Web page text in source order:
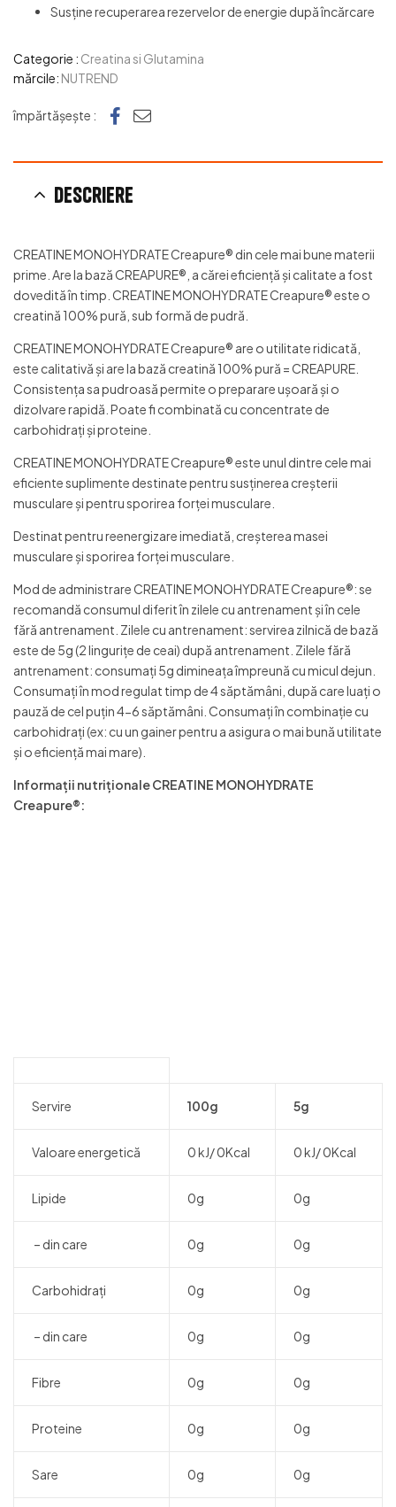
Susține recuperarea rezervelor de energie după încărcare
Categorie : Creatina si Glutamina
mărcile: NUTREND
împărtășește : Facebook
e-mail
Descriere
CREATINE MONOHYDRATE Creapure® din cele mai bune materii
prime. Are la bază CREAPURE®, a cărei eficiență și calitate a fost
dovedită în timp. CREATINE MONOHYDRATE Creapure® este o
creatină 100% pură, sub formă de pudră.
CREATINE MONOHYDRATE Creapure® are o utilitate ridicată,
este calitativă și are la bază creatină 100% pură = CREAPURE.
Consistența sa pudroasă permite o preparare ușoară și o
dizolvare rapidă. Poate fi combinată cu concentrate de
carbohidrați și proteine.
CREATINE MONOHYDRATE Creapure® este unul dintre cele mai
eficiente suplimente destinate pentru susținerea creșterii
musculare și pentru sporirea forței musculare.
Destinat pentru reenergizare imediată, creșterea masei
musculare și sporirea forței musculare.
Mod de administrare CREATINE MONOHYDRATE Creapure®: se
recomandă consumul diferit în zilele cu antrenament și în cele
fără antrenament. Zilele cu antrenament: servirea zilnică de bază
este de 5g (2 lingurițe de ceai) după antrenament. Zilele fără
antrenament: consumați 5g dimineața împreună cu micul dejun.
Consumați în mod regulat timp de 4 săptămâni, după care luați o
pauză de cel puțin 4-6 săptămâni. Consumați în combinație cu
carbohidrați (ex: cu un gainer pentru a asigura o mai bună utilitate
și o eficiență mai mare).
Informații nutriționale CREATINE MONOHYDRATE
Creapure®:
Servire 100g 5g
Valoare energetică 0 kJ/ 0Kcal 0 kJ/ 0Kcal
Lipide 0g 0g
– din care 0g 0g
Carbohidrați 0g 0g
– din care 0g 0g
Fibre 0g 0g
Proteine 0g 0g
Sare 0g 0g